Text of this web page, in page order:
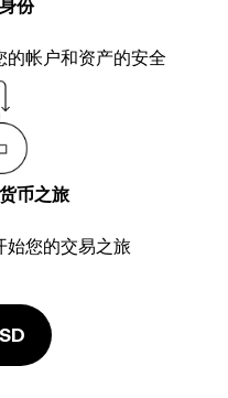
份
的帐户和资产的安全
币之旅
始您的交易之旅